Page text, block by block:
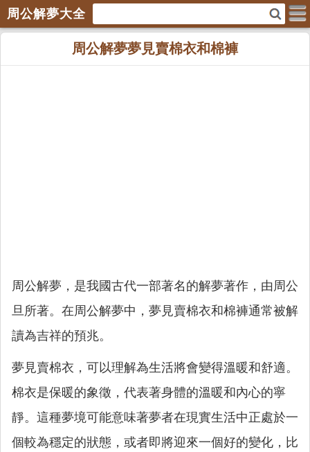
周公解夢大全
周公解夢夢見賣棉衣和棉褲
周公解夢，是我國古代一部著名的解夢著作，由周公
旦所著。在周公解夢中，夢見賣棉衣和棉褲通常被解
讀為吉祥的預兆。
夢見賣棉衣，可以理解為生活將會變得溫暖和舒適。
棉衣是保暖的象徵，代表著身體的溫暖和內心的寧
靜。這種夢境可能意味著夢者在現實生活中正處於一
個較為穩定的狀態，或者即將迎來一個好的變化，比